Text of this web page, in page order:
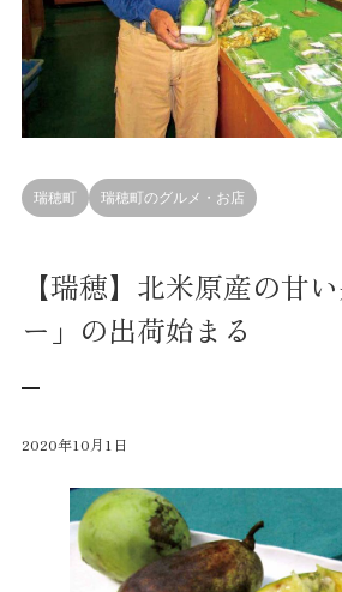
瑞穂町 瑞穂町のグルメ・お店
【瑞穂】北米原産の甘
ー」の出荷始まる
2020年10月1日